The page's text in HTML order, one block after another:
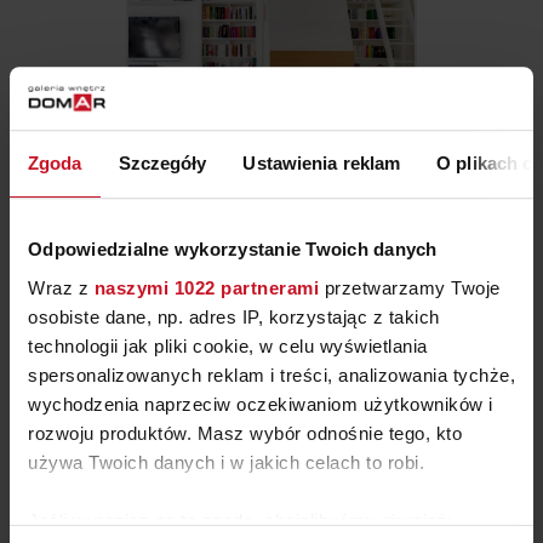
Zgoda Szczegóły Ustawienia reklam O plikach
Odpowiedzialne wykorzystanie Twoich danych
Wraz z naszymi 1022 partnerami przetwarzamy Twoje
osobiste dane, np. adres IP, korzystając z takich
technologii jak pliki cookie, w celu wyświetlania
spersonalizowanych reklam i treści, analizowania tychże,
wychodzenia naprzeciw oczekiwaniom użytkowników i
rozwoju produktów. Masz wybór odnośnie tego, kto
używa Twoich danych i w jakich celach to robi.
Jeśli wyrazisz na to zgodę, chcielibyśmy również:
ZAPYTAJ O CENĘ W SALONIE